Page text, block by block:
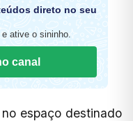
direto no seu
ative o sininho.
canal
espaço destinado